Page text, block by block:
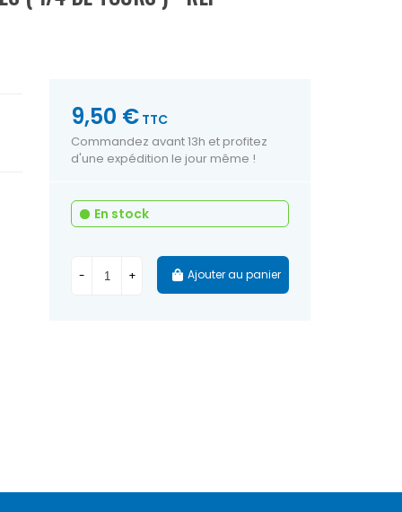
9,50 € TTC
Commandez avant 13h et profitez
d'une expédition le jour même !
En stock
- + Ajouter au panier